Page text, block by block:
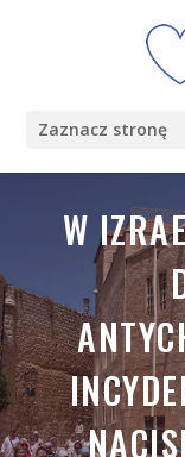
Zaznacz stronę
W